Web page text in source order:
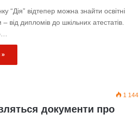
“Дія” відтепер можна знайти освітні
від дипломів до шкільних атестатів.
»
1 144
документи про